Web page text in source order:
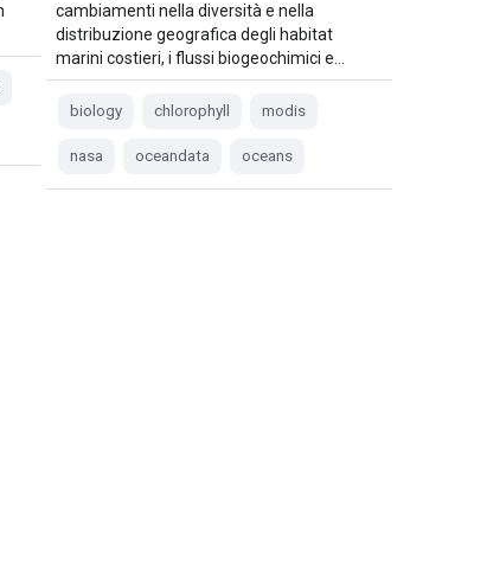
cambiamenti nella diversità e nella
distribuzione geografica degli habitat
marini costieri, i flussi biogeochimici e…
biology chlorophyll modis
nasa oceandata oceans